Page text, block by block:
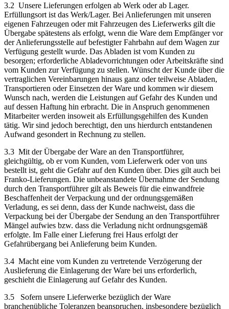
3.2 Unsere Lieferungen erfolgen ab Werk oder ab Lager.
Erfüllungsort ist das Werk/Lager. Bei Anlieferungen mit unseren
eigenen Fahrzeugen oder mit Fahrzeugen des Lieferwerks gilt die
Übergabe spätestens als erfolgt, wenn die Ware dem Empfänger vor
der Anlieferungsstelle auf befestigter Fahrbahn auf dem Wagen zur
Verfügung gestellt wurde. Das Abladen ist vom Kunden zu
besorgen; erforderliche Abladevorrichtungen oder Arbeitskräfte sind
vom Kunden zur Verfügung zu stellen. Wünscht der Kunde über die
vertraglichen Vereinbarungen hinaus ganz oder teilweise Abladen,
Transportieren oder Einsetzen der Ware und kommen wir diesem
Wunsch nach, werden die Leistungen auf Gefahr des Kunden und
auf dessen Haftung hin erbracht. Die in Anspruch genommenen
Mitarbeiter werden insoweit als Erfüllungsgehilfen des Kunden
tätig. Wir sind jedoch berechtigt, den uns hierdurch entstandenen
Aufwand gesondert in Rechnung zu stellen.
3.3 Mit der Übergabe der Ware an den Transportführer,
gleichgültig, ob er vom Kunden, vom Lieferwerk oder von uns
bestellt ist, geht die Gefahr auf den Kunden über. Dies gilt auch bei
Franko-Lieferungen. Die unbeanstandete Übernahme der Sendung
durch den Transportführer gilt als Beweis für die einwandfreie
Beschaffenheit der Verpackung und der ordnungsgemäßen
Verladung, es sei denn, dass der Kunde nachweist, dass die
Verpackung bei der Übergabe der Sendung an den Transportführer
Mängel aufwies bzw. dass die Verladung nicht ordnungsgemäß
erfolgte. Im Falle einer Lieferung frei Haus erfolgt der
Gefahrübergang bei Anlieferung beim Kunden.
3.4 Macht eine vom Kunden zu vertretende Verzögerung der
Auslieferung die Einlagerung der Ware bei uns erforderlich,
geschieht die Einlagerung auf Gefahr des Kunden.
3.5 Sofern unsere Lieferwerke bezüglich der Ware
branchenübliche Toleranzen beanspruchen, insbesondere bezüglich